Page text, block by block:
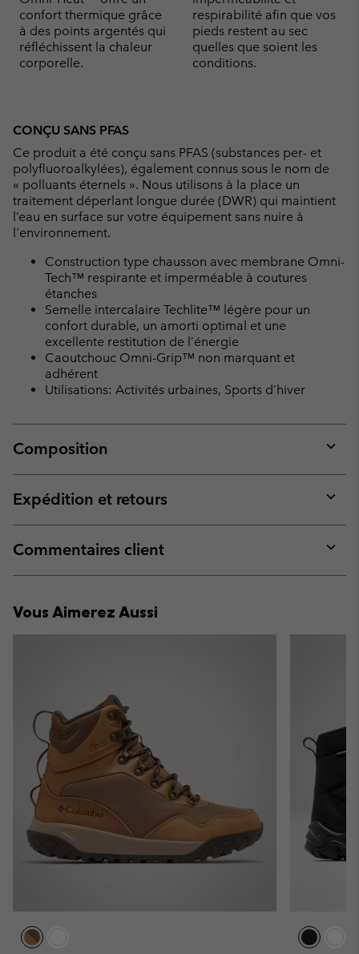
confort thermique grâce
à des points argentés qui
réfléchissent la chaleur
corporelle.
respirabilité afin que vos
pieds restent au sec
quelles que soient les
conditions.
CONÇU SANS PFAS
Ce produit a été conçu sans PFAS (substances per- et
polyfluoroalkylées), également connus sous le nom de
« polluants éternels ». Nous utilisons à la place un
traitement déperlant longue durée (DWR) qui maintient
l’eau en surface sur votre équipement sans nuire à
l'environnement.
Construction type chausson avec membrane Omni-
Tech™ respirante et imperméable à coutures
étanches
Semelle intercalaire Techlite™ légère pour un
confort durable, un amorti optimal et une
excellente restitution de l’énergie
Caoutchouc Omni-Grip™ non marquant et
adhérent
Utilisations: Activités urbaines, Sports d’hiver
Composition
or
Expédition et retours
or
Commentaires client
or
Vous Aimerez Aussi